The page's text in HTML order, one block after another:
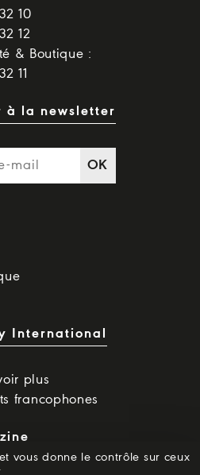
10
12
& Boutique :
11
à la newsletter
OK
International
plus
francophones
vous donne le contrôle sur ceux